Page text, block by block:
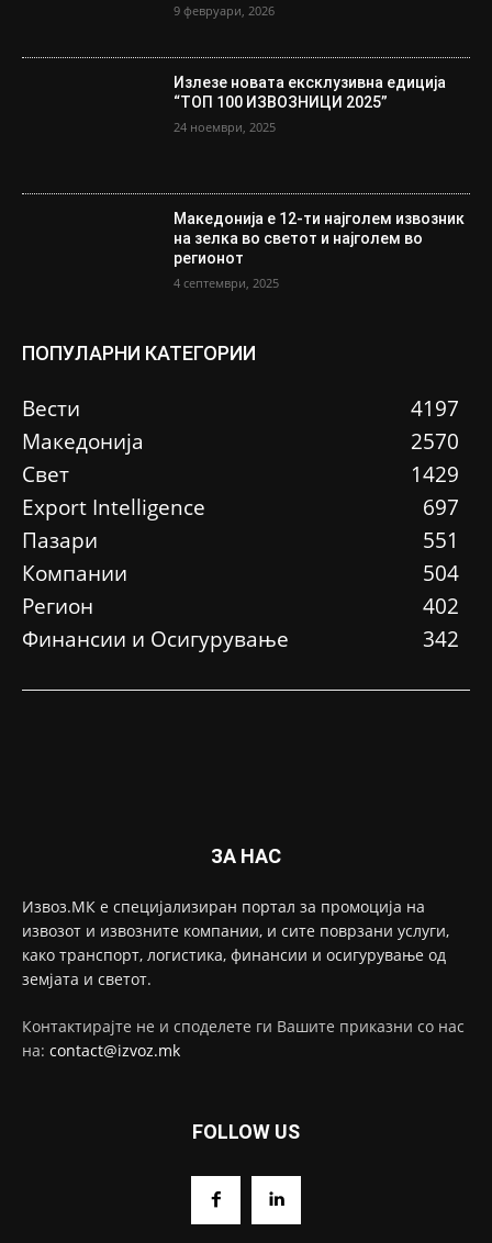
9 февруари, 2026
Излезе новата ексклузивна едиција
“ТОП 100 ИЗВОЗНИЦИ 2025”
24 ноември, 2025
Македонија е 12-ти најголем извозник
на зелка во светот и најголем во
регионот
4 септември, 2025
ПОПУЛАРНИ КАТЕГОРИИ
Вести
4197
Македонија
2570
Свет
1429
Еxport Intelligence
697
Пазари
551
Компании
504
Регион
402
Финансии и Осигурување
342
ЗА НАС
Извоз.МК е специјализиран портал за промоција на
извозот и извозните компании, и сите поврзани услуги,
како транспорт, логистика, финансии и осигурување од
земјата и светот.
Контактирајте не и споделете ги Вашите приказни со нас
на: contact@izvoz.mk
FOLLOW US